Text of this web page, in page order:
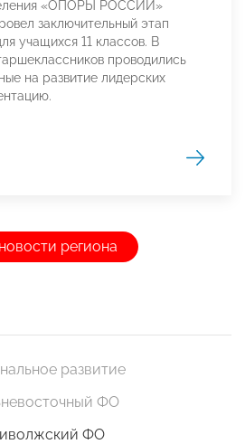
«ОПОРЫ РОССИИ»
заключительный этап
учащихся 11 классов. В
проводились
на развитие лидерских
региона
развитие
ФО
ФО